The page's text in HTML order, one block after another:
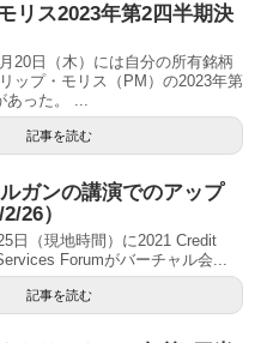
リス2023年第2四半期決
20日（木）には自分の所有銘柄
ップ・モリス（PM）の2023年第
あった。 ...
記事を読む
ガンの講演でのアップ
26）
日（現地時間）に2021 Credit
Forumがバーチャル会...
記事を読む